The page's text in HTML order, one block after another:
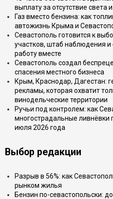
выплату за отсутствие света
Газ вместо бензина: как
автожизнь Крыма и
Севастополь готовится к
участков, штаб наблюдения
работу вместе
Севастополь создал
спасения местного бизнеса
Крым, Краснодар, Дагестан:
рекламы, которая охватит
винодельческие территории
Ручьи под контролем: как
многострадальные ливнёвки
июля 2026 года
Выбор редакции
Разрыв в 56%: как
рынком жилья
Бензин по-севастопольски: